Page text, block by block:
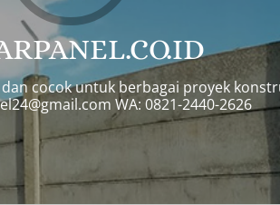
cocok untuk berbagai proyek
WA: 0821-2440-2626